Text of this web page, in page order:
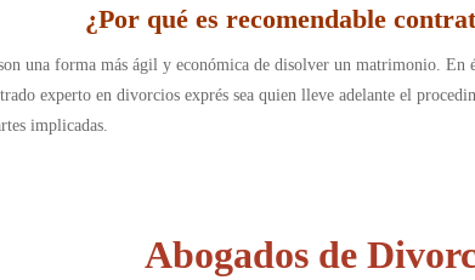
¿Por qué es recomendable
una forma más ágil y económica de disolver un matrimonio. En
experto en divorcios exprés sea quien lleve adelante el
implicadas.
Abogados de